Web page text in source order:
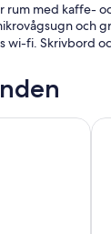
rum med kaffe-
och
wi-fi. Skrivbord
Le